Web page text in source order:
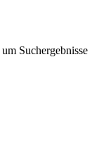
Suchergebnisse